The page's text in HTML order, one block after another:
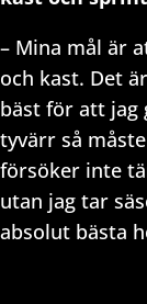
– Mina mål är
och kast. Det
bäst för att jag
tyvärr så
försöker inte
utan jag tar
absolut bästa